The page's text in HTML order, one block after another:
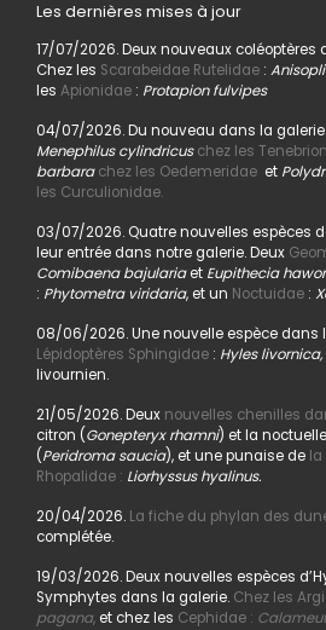
Les dernières mises à jour
17/07/2026. Deux nouveaux coléoptères
Chez les Scarabeidae Rutelidae:
les Apionidae: Protapion fulvipes
04/07/2026. Du nouveau dans la galerie
Menephilus cylindricus chez les
barbara chez les Oedemeridaeet
les Curculionidae.
03/07/2026. Quatre nouvelles espèces
leur entrée dans notre galerie. Deux
Comibaena bajulariaet Eupithecia
: Phytometra viridaria, et un Noctuidae:
08/06/2026. Une nouvelle espèce dans
Lépidoptères Sphingidae: Hyles livornica,
livournien.
21/05/2026. Deux nouvelles chenilles
citron (Gonepteryx rhamni) et la
(Peridroma saucia), et une punaise dela
Rhopalidae : Liorhyssus hyalinus.
20/04/2026. La fiche du phylan des
complétée.
19/03/2026. Deux nouvelles espèces
Symphytes dans la galerie. Chez les
pagana,et chez les Cephidae :